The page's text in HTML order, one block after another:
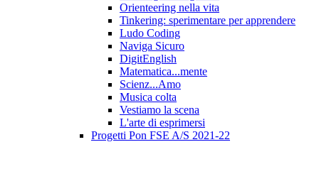
Orienteering nella vita
Tinkering: sperimentare per apprendere
Ludo Coding
Naviga Sicuro
DigitEnglish
Matematica...mente
Scienz...Amo
Musica colta
Vestiamo la scena
L'arte di esprimersi
Progetti Pon FSE A/S 2021-22